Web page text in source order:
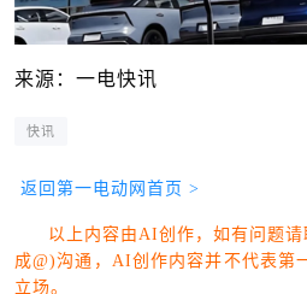
来源：一电快讯
快讯
返回第一电动网首页 >
以上内容由AI创作，如有问题
成@)沟通，AI创作内容并不代表第
立场。